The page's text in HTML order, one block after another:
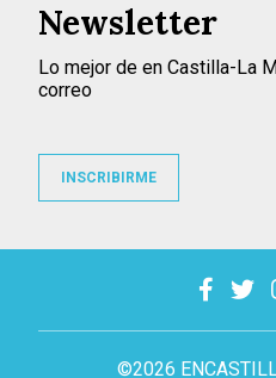
©2026
Newsletter
Lo mejor de en Castilla-La
correo
INSCRIBIRME